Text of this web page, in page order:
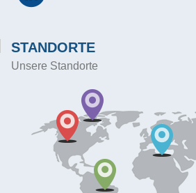
STANDORTE
Unsere Standorte